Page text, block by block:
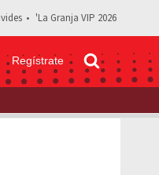
'La Granja VIP 2026
Regístrate
Te contamos aquí